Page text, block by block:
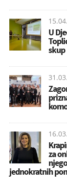
U
skup
za
jednokratnih